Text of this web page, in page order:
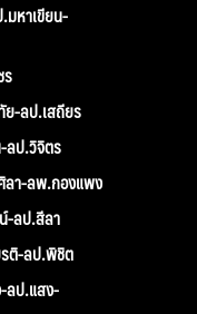
หาเขียน-
-ลป.เสถียร
ป.วิจิตร
ลา-ลพ.กองแพง
ลป.สีลา
ติ-ลป.พิชิต
ลป.แสง-